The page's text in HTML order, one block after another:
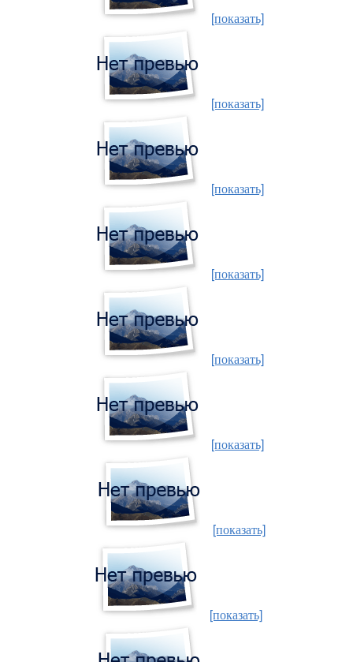
[показать]
[показать]
[показать]
[показать]
[показать]
[показать]
[показать]
[показать]